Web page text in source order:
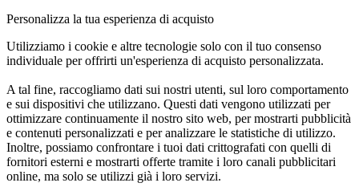
Personalizza la tua esperienza di acquisto
Utilizziamo i cookie e altre tecnologie solo con il tuo consenso
individuale per offrirti un'esperienza di acquisto personalizzata.
A tal fine, raccogliamo dati sui nostri utenti, sul loro comportamento
e sui dispositivi che utilizzano. Questi dati vengono utilizzati per
ottimizzare continuamente il nostro sito web, per mostrarti pubblicità
e contenuti personalizzati e per analizzare le statistiche di utilizzo.
Inoltre, possiamo confrontare i tuoi dati crittografati con quelli di
fornitori esterni e mostrarti offerte tramite i loro canali pubblicitari
online, ma solo se utilizzi già i loro servizi.